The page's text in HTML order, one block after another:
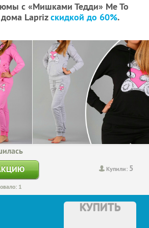
с «Мишками Тедди» Me To
дома Laprizскидкой до 60%.
Купили: 5
1
КУПИТЬ